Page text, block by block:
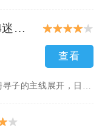
密室逃脱绝境系列4迷失森林
查看
密室逃脱绝境系列4迷失森林围绕母亲苏珊寻子的主线展开，日常通...